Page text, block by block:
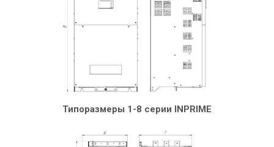
Типоразмеры 1-8 серии INPRIME